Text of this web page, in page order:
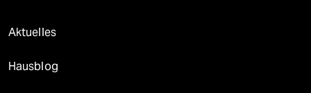
Aktuelles
Hausblog